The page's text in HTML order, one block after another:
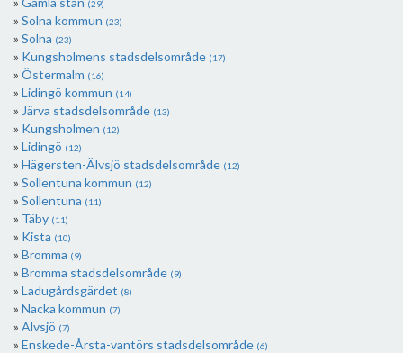
(29)
Solna kommun (23)
Solna (23)
Kungsholmens stadsdelsområde (17)
Östermalm (16)
Lidingö kommun (14)
Järva stadsdelsområde (13)
Kungsholmen (12)
Lidingö (12)
Hägersten-Älvsjö stadsdelsområde (12)
Sollentuna kommun (12)
Sollentuna (11)
Täby (11)
Kista (10)
Bromma (9)
Bromma stadsdelsområde (9)
Ladugårdsgärdet (8)
Nacka kommun (7)
Älvsjö (7)
Enskede-Årsta-vantörs stadsdelsområde (6)